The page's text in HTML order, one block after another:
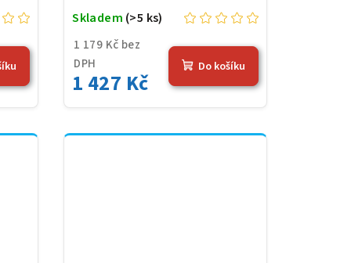
1 179 Kč bez
DPH
1 427 Kč
Skladem (>5 ks)
Do košíku